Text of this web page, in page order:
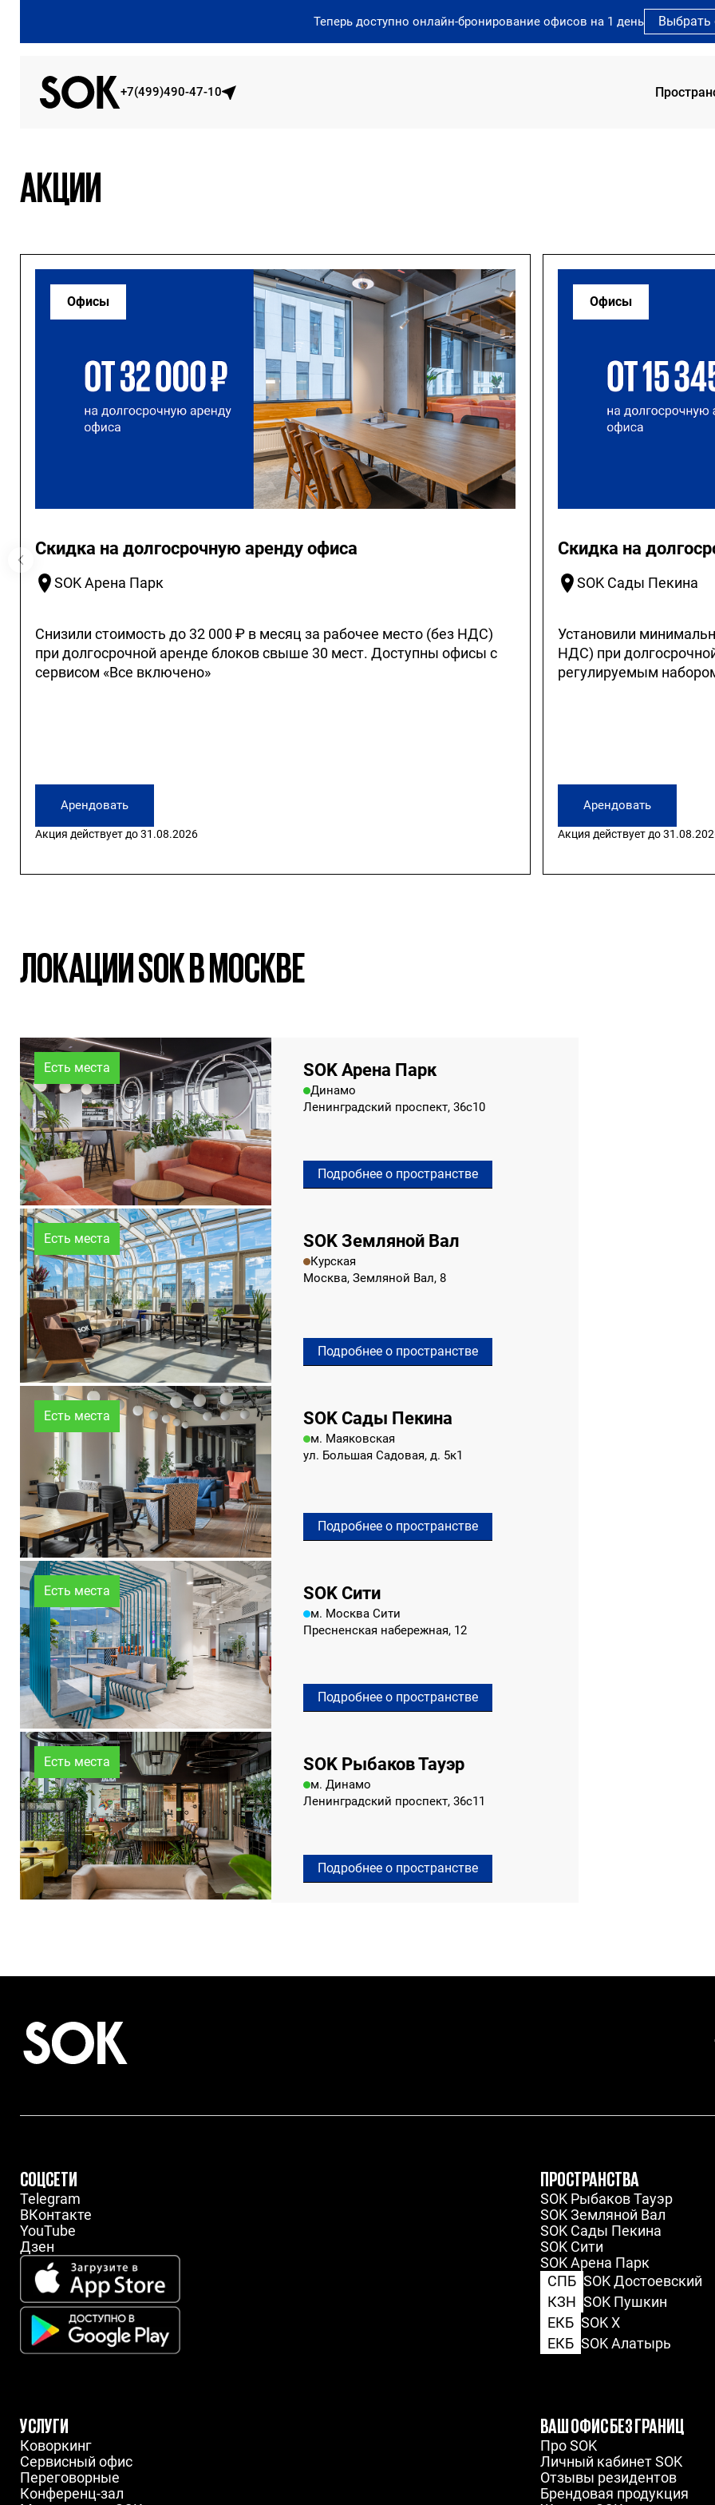
Теперь доступно онлайн-бронирование офисов на 1 день Выбрать
+7(499)490-47-10
SOK
АКЦИИ
Офисы
Скидка на долгосрочную аренду офиса
SOK Арена Парк
Снизили стоимость до 32 000 ₽ в месяц за рабочее место (без НДС)
при долгосрочной аренде блоков свыше 30 мест. Доступны офисы с
сервисом «Все включено»
Арендовать
Акция действует до 31.08.2026
Офисы
Скидка на
SOK Сады Пекина
Установили
НДС) при
регулируемым
Арендовать
Акция действует до
ЛОКАЦИИ SOK В МОСКВЕ
Есть места SOK Арена Парк
Динамо
Ленинградский проспект, 36с10
Подробнее о пространстве
Есть места SOK Земляной Вал
Курская
Москва, Земляной Вал, 8
Подробнее о пространстве
Есть места SOK Сады Пекина
м. Маяковская
ул. Большая Садовая, д. 5к1
Подробнее о пространстве
Есть места SOK Сити
м. Москва Сити
Пресненская набережная, 12
Подробнее о пространстве
Есть места SOK Рыбаков Тауэр
м. Динамо
Ленинградский проспект, 36с11
Подробнее о пространстве
СОЦСЕТИ
Telegram
ВКонтакте
YouTube
Дзен
ПРОСТРАНСТВА
SOK Рыбаков Тауэр
SOK Земляной Вал
SOK Сады Пекина
SOK Сити
SOK Арена Парк
СПБ SOK Достоевский
КЗН SOK Пушкин
ЕКБ SOK X
ЕКБ SOK Алатырь
УСЛУГИ
Коворкинг
Сервисный офис
Переговорные
Конференц-зал
ВАШ ОФИС БЕЗ ГРАНИЦ
Про SOK
Личный кабинет SOK
Отзывы резидентов
Брендовая продукция